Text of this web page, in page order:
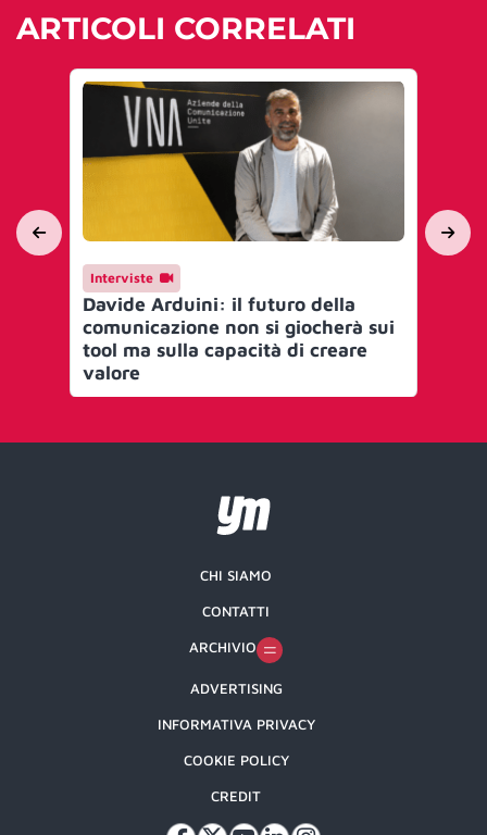
ARTICOLI CORRELATI
Interviste
Davide Arduini: il futuro della
comunicazione non si giocherà sui
tool ma sulla capacità di creare
valore
CHI SIAMO
CONTATTI
ARCHIVIO
ADVERTISING
INFORMATIVA PRIVACY
COOKIE POLICY
CREDIT